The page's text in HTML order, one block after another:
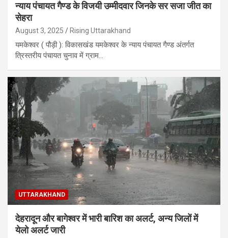
न्याय पंचायत गैण्ड के विजयी उम्मीदवार जिनके सर सजा जीत का
सेहरा
August 3, 2025 Rising Uttarakhand
यमकेश्वर ( पौड़ी ): विकासखंड यमकेश्वर के न्याय पंचायत गैण्ड अंतर्गत
त्रिस्तरीय पंचायत चुनाव में ग्राम…
UTTARAKHAND
देहरादून और बागेश्वर में भारी बारिश का अलर्ट, अन्य जिलों में
येलो अलर्ट जारी